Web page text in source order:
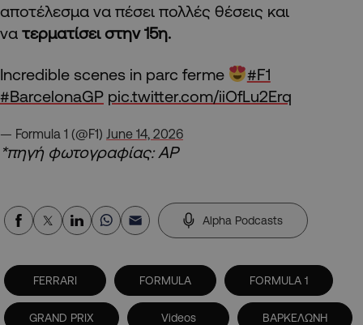
αποτέλεσμα να πέσει πολλές θέσεις και
να τερματίσει στην 15η.
Incredible scenes in parc ferme
#F1
#BarcelonaGP pic.twitter.com/iiOfLu2Erq
— Formula 1 (@F1) June 14, 2026
*πηγή φωτογραφίας: AP
Alpha Podcasts
FERRARI FORMULA FORMULA 1
GRAND PRIX Videos ΒΑΡΚΕΛΩΝΗ